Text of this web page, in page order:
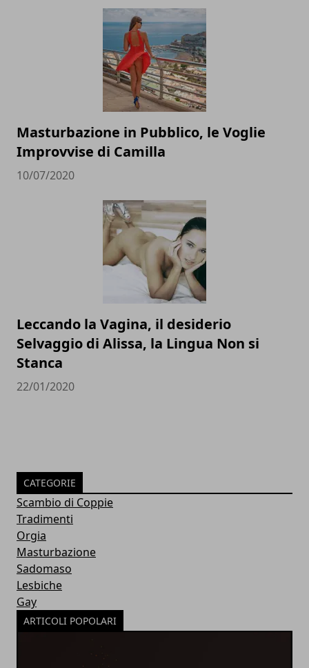
Masturbazione in Pubblico, le Voglie
Improvvise di Camilla
10/07/2020
Leccando la Vagina, il desiderio
Selvaggio di Alissa, la Lingua Non si
Stanca
22/01/2020
CATEGORIE
Scambio di Coppie
Tradimenti
Orgia
Masturbazione
Sadomaso
Lesbiche
Gay
ARTICOLI POPOLARI